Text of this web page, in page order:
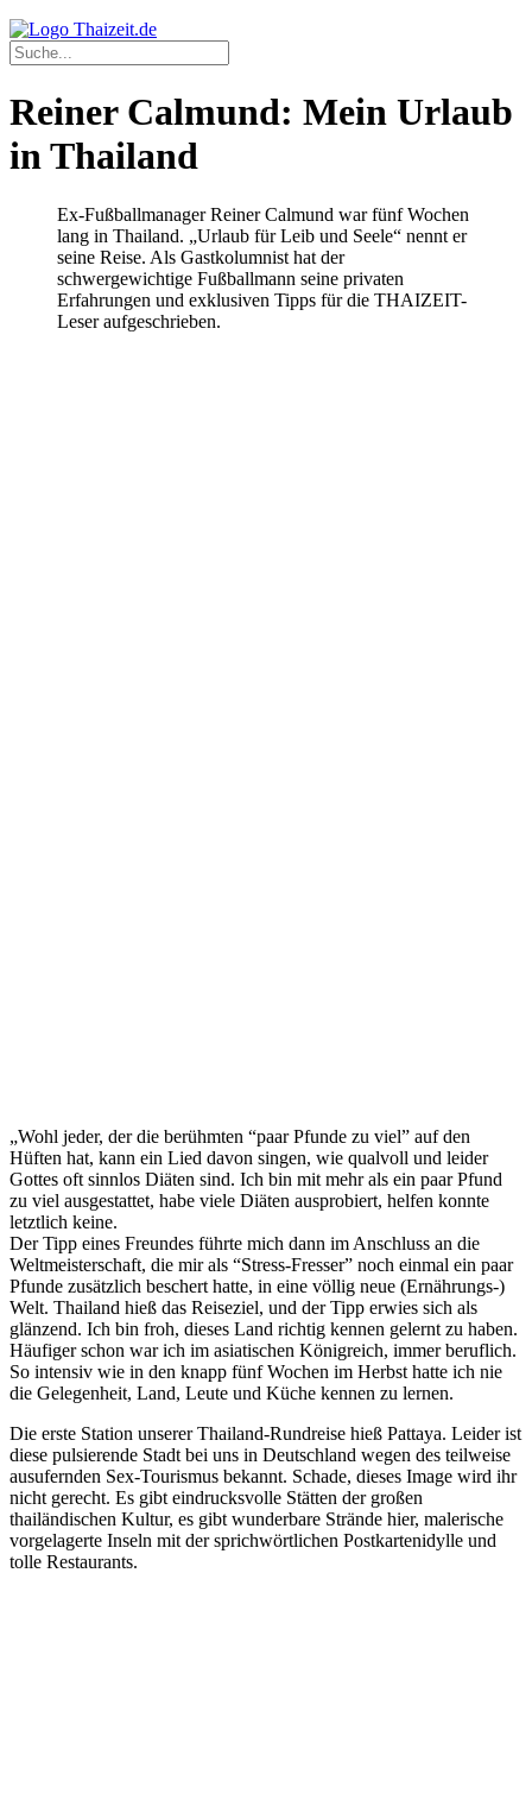
Reiner Calmund: Mein Urlaub
in Thailand
Ex-Fußballmanager Reiner Calmund war fünf Wochen
lang in Thailand. „Urlaub für Leib und Seele“ nennt er
seine Reise. Als Gastkolumnist hat der
schwergewichtige Fußballmann seine privaten
Erfahrungen und exklusiven Tipps für die THAIZEIT-
Leser aufgeschrieben.
„Wohl jeder, der die berühmten “paar Pfunde zu viel” auf den
Hüften hat, kann ein Lied davon singen, wie qualvoll und leider
Gottes oft sinnlos Diäten sind. Ich bin mit mehr als ein paar Pfund
zu viel ausgestattet, habe viele Diäten ausprobiert, helfen konnte
letztlich keine.
Der Tipp eines Freundes führte mich dann im Anschluss an die
Weltmeisterschaft, die mir als “Stress-Fresser” noch einmal ein paar
Pfunde zusätzlich beschert hatte, in eine völlig neue (Ernährungs-)
Welt. Thailand hieß das Reiseziel, und der Tipp erwies sich als
glänzend. Ich bin froh, dieses Land richtig kennen gelernt zu haben.
Häufiger schon war ich im asiatischen Königreich, immer beruflich.
So intensiv wie in den knapp fünf Wochen im Herbst hatte ich nie
die Gelegenheit, Land, Leute und Küche kennen zu lernen.
Die erste Station unserer Thailand-Rundreise hieß Pattaya. Leider ist
diese pulsierende Stadt bei uns in Deutschland wegen des teilweise
ausufernden Sex-Tourismus bekannt. Schade, dieses Image wird ihr
nicht gerecht. Es gibt eindrucksvolle Stätten der großen
thailändischen Kultur, es gibt wunderbare Strände hier, malerische
vorgelagerte Inseln mit der sprichwörtlichen Postkartenidylle und
tolle Restaurants.